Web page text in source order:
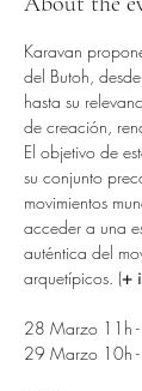
Karavan
del Butoh,
hasta su
de creación,
El objetivo de
su conjunto
movimientos
acceder a una
auténtica del
arquetípicos. (+
28 Marzo 11h -
29 Marzo 10h